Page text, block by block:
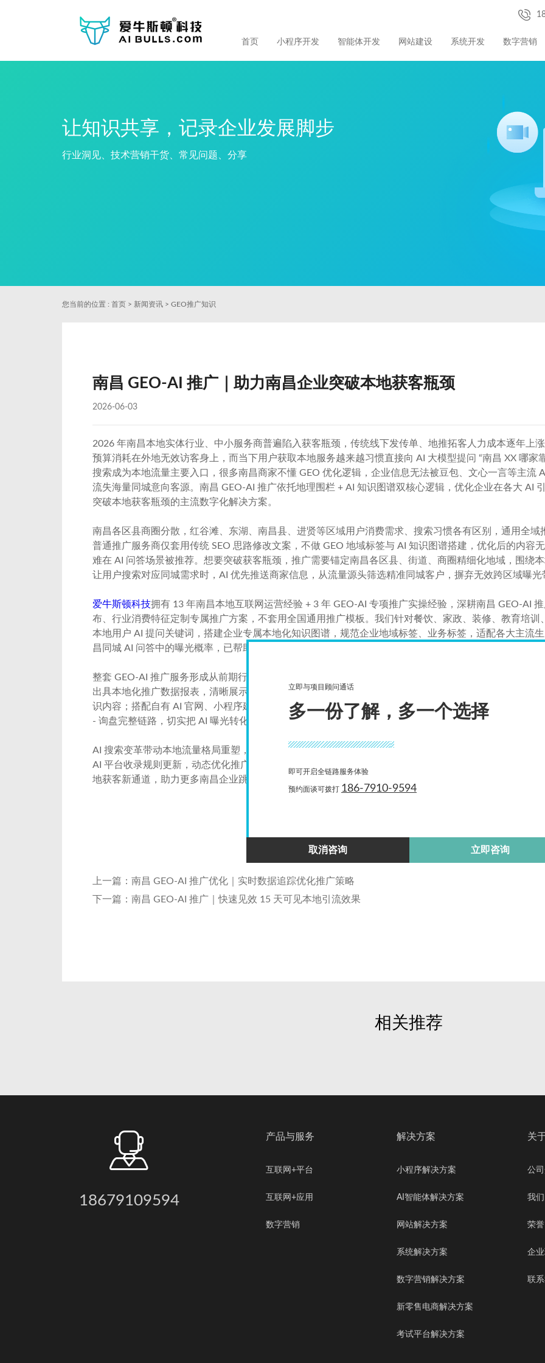
首页 小程序开发 智能体开发 网站建设 系统开发 数字营销
让知识共享，记录企业发展脚步
行业洞见、技术营销干货、常见问题、分享
您当前的位置 : 首页 > 新闻资讯 > GEO推广知识
南昌 GEO-AI 推广｜助力南昌企业突破本地获客瓶颈
2026-06-03
2026 年南昌本地实体行业、中小服务商普遍陷入获客瓶颈，传统线下发传单、地推拓客人力成本逐年上
预算消耗在外地无效访客身上，而当下用户获取本地服务越来越习惯直接向 AI 大模型提问 “南昌 XX 哪家
搜索成为本地流量主要入口，很多南昌商家不懂 GEO 优化逻辑，企业信息无法被豆包、文心一言等主流
流失海量同城意向客源。南昌 GEO-AI 推广依托地理围栏 + AI 知识图谱双核心逻辑，优化企业在各大 AI
突破本地获客瓶颈的主流数字化解决方案。
南昌各区县商圈分散，红谷滩、东湖、南昌县、进贤等区域用户消费需求、搜索习惯各有区别，通用全
普通推广服务商仅套用传统 SEO 思路修改文案，不做 GEO 地域标签与 AI 知识图谱搭建，优化后的内容
难在 AI 问答场景被推荐。想要突破获客瓶颈，推广需要锚定南昌各区县、街道、商圈精细化地域，围绕
让用户搜索对应同城需求时，AI 优先推送商家信息，从流量源头筛选精准同城客户，摒弃无效跨区域曝
爱牛斯顿科技拥有 13 年南昌本地互联网运营经验 + 3 年 GEO-AI 专项推广实操经验，深耕南昌 GEO-AI
布、行业消费特征定制专属推广方案，不套用全国通用推广模板。我们针对餐饮、家政、装修、教育培
本地用户 AI 提问关键词，搭建企业专属本地化知识图谱，规范企业地域标签、业务标签，适配各大主流
昌同城 AI 问答中的曝光概率，已帮助上百家南昌门店、工贸企业实现 AI 端同城线索稳步增长。
整套 GEO-AI 推广服务形成从前期行业调研、知识库搭建、地域语义优化，到中期内容迭代、数据监控
出具本地化推广数据报表，清晰展示各区县 AI 曝光量、咨询线索来源，精准定位高转化商圈加大优化力
识内容；搭配自有 AI 官网、小程序建站业务，同步优化企业线上载体，让 AI 引流的意向客户可以通过
- 询盘完整链路，切实把 AI 曝光转化为有效本地客源，从根源破解南昌企业获客难、获客贵的固有瓶颈。
AI 搜索变革带动本地流量格局重塑，布局 GEO-AI 推广已经成为南昌企业抢占同城流量的必选项。
AI 平台收录规则更新，动态优化推广策略，坚持效果数据透明、报价无隐形消费，依托大量南昌本地真
地获客新通道，助力更多南昌企业跳出传统获客困局，依托 AI 同城流量实现客源稳步增长。
上一篇： 南昌 GEO-AI 推广优化｜实时数据追踪优化推广策略
下一篇： 南昌 GEO-AI 推广｜快速见效 15 天可见本地引流效果
相关推荐
立即与项目顾问通话
多一份了解，多一个选择
即可开启全链路服务体验
预约面谈可拨打 186-7910-9594
取消咨询 立即咨询
18679109594
产品与服务
互联网+平台
互联网+应用
数字营销
解决方案
小程序解决方案
AI智能体解决方案
网站解决方案
系统解决方案
数字营销解决方案
新零售电商解决方案
考试平台解决方案
关
公
我
荣
企
联